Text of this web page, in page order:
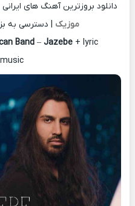
دانلود بروزترین آهنگ های
موزیک | دسترسی به
Band– Jazebe+ lyric